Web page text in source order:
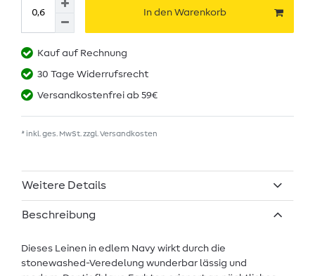
In den Warenkorb
Kauf auf Rechnung
30 Tage Widerrufsrecht
Versandkostenfrei ab 59€
* inkl. ges. MwSt. zzgl. Versandkosten
Weitere Details
Beschreibung
Dieses Leinen in edlem Navy wirkt durch die
stonewashed-Veredelung wunderbar lässig und